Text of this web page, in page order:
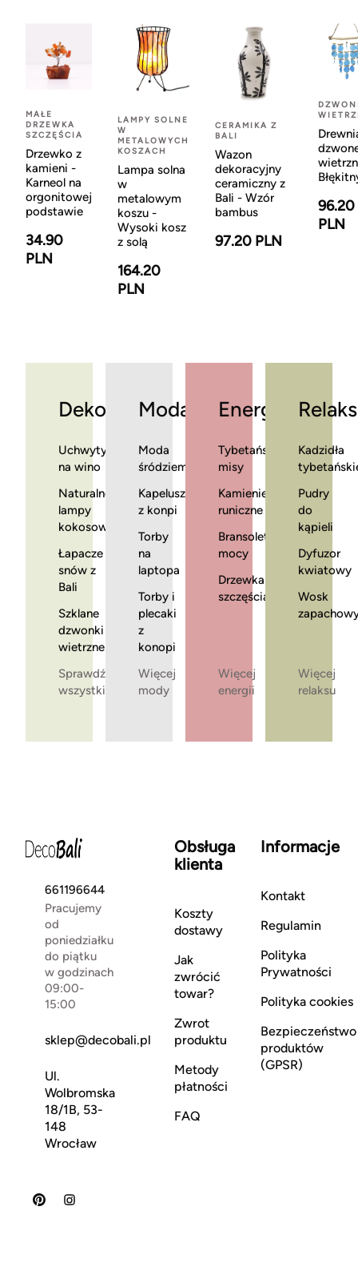
MAŁE
DRZEWKA
SZCZĘŚCIA
Drzewko z
kamieni -
Karneol na
orgonitowej
podstawie
34.90
PLN
LAMPY SOLNE
W
METALOWYCH
KOSZACH
Lampa solna
w
metalowym
koszu -
Wysoki kosz
z solą
164.20
PLN
CERAMIKA Z
BALI
Wazon
dekoracyjny
ceramiczny z
Bali - Wzór
bambus
97.20 PLN
96.20
PLN
Dekoracje
Uchwyty
na wino
Naturalne
lampy
kokosowe
Łapacze
snów z
Bali
Szklane
dzwonki
wietrzne
Sprawdź
wszystkie
Moda
Moda
śródziemnomorska
Kapelusze
z konpi
Torby
na
laptopa
Torby i
plecaki
z
konopi
Więcej
mody
Energia
Tybetańskie
misy
Kamienie
runiczne
Bransoletki
mocy
Drzewka
szczęścia
Więcej
energii
Relaks
Kadzidła
Pudry
do
kąpieli
Dyfuzor
kwiatowy
Wosk
Więcej
relaksu
661196644
Pracujemy
od
poniedziałku
do piątku
w godzinach
09:00-
15:00
sklep@decobali.pl
Ul.
Wolbromska
18/1B, 53-
148
Wrocław
Obsługa
klienta
Koszty
dostawy
Jak
zwrócić
towar?
Zwrot
produktu
Metody
płatności
FAQ
Informacje
Kontakt
Regulamin
Polityka
Prywatności
Polityka cookies
Bezpieczeństwo
produktów
(GPSR)